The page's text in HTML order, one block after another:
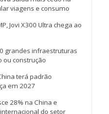
viagens e consumo
Jovi X300 Ultra chega ao
grandes infraestruturas
ou construção
terá padrão
em 2027
28% na China e
do setor